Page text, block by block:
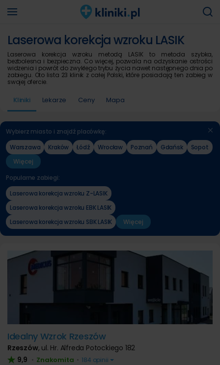
Laserowa korekcja wzroku LASIK
Laserowa korekcja wzroku metodą LASIK to metoda szybka,
bezbolesna i bezpieczna. Co więcej, pozwala na odzyskanie ostrości
widzenia i powrót do zwykłego trybu życia nawet następnego dnia po
zabiegu. Oto lista 23 klinik z całej Polski, które posiadają ten zabieg w
swojej ofercie.
Kliniki Lekarze Ceny Mapa
Wybierz miasto i znajdź placówkę:
Warszawa
Kraków Łódź Wrocław Poznań Gdańsk
Sopot
Więcej
Popularne zabiegi:
Laserowa korekcja wzroku Z-LASIK
Laserowa korekcja wzroku EBK LASIK
Laserowa korekcja wzroku SBK LASIK
Więcej
Idealny Wzrok Rzeszów
Rzeszów, ul. Hr. Alfreda Potockiego 182
9,9 • Znakomita • 184 opinii